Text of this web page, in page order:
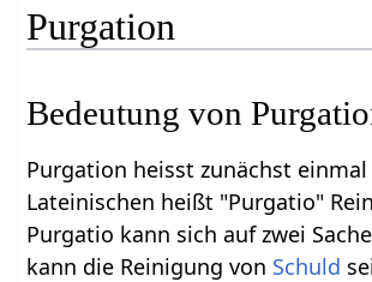
Purgation
Bedeutung von
Purgation heisst zunächst einmal
Lateinischen heißt "Purgatio"
Purgatio kann sich auf zwei
kann die Reinigung von Schuld